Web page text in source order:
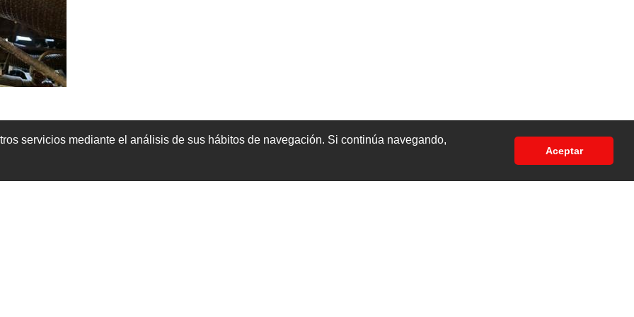
servicios mediante el análisis de sus hábitos de navegación. Si continúa navegando,
Aceptar
el conjuntor disyuntor para hacerle un repaso de juntas lleva 3 juntas